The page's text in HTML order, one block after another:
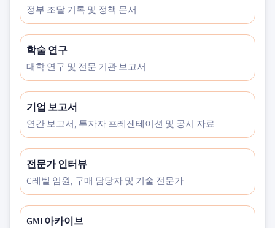
정부 조달 기록 및 정책 문서
학술 연구
대학 연구 및 전문 기관 보고서
기업 보고서
연간 보고서, 투자자 프레젠테이션 및 공시 자료
전문가 인터뷰
C레벨 임원, 구매 담당자 및 기술 전문가
GMI 아카이브